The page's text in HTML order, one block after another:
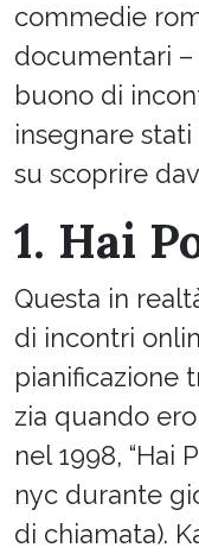
commedie
documentari
buono di
insegnare
su scoprire
1. Hai
Questa in
di incontri
pianificazione
zia quando
nel 1998, “Hai
nyc durante
di chiamata).